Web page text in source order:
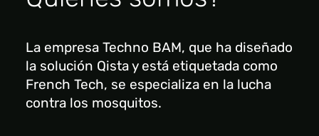
La empresa Techno BAM, que ha diseñado
la solución Qista y está etiquetada como
French Tech, se especializa en la lucha
contra los mosquitos.